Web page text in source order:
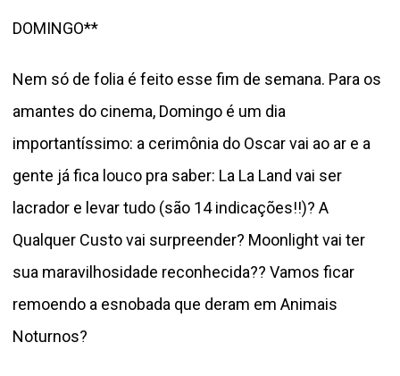
DOMINGO**
Nem só de folia é feito esse fim de semana. Para os
amantes do cinema, Domingo é um dia
importantíssimo: a cerimônia do Oscar vai ao ar e a
gente já fica louco pra saber: La La Land vai ser
lacrador e levar tudo (são 14 indicações!!)? A
Qualquer Custo vai surpreender? Moonlight vai ter
sua maravilhosidade reconhecida?? Vamos ficar
remoendo a esnobada que deram em Animais
Noturnos?